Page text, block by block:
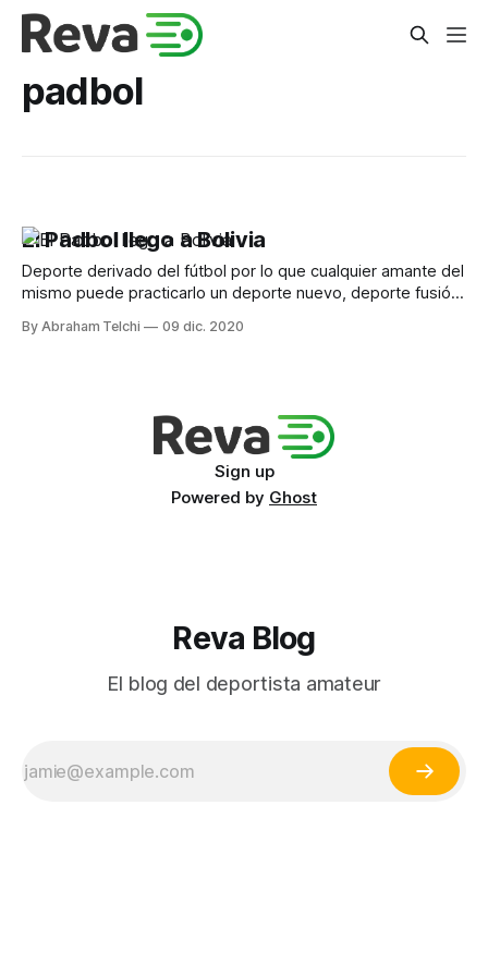
padbol
El Padbol llego a Bolivia
Deporte derivado del fútbol por lo que cualquier amante del
mismo puede practicarlo un deporte nuevo, deporte fusión,
By Abraham Telchi 09 dic. 2020
Sign up
Powered by Ghost
Reva Blog
El blog del deportista amateur